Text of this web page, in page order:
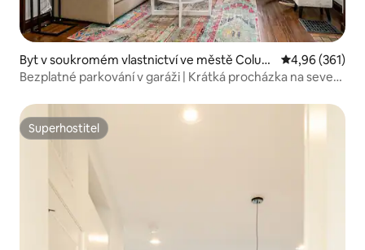
Byt v soukromém vlastnictví ve městě Colum
bus
Průměrné
4,96 (361)
Bezplatné parkování v garáži | Krátká procházka na sever
Superhostitel
Superhostitel